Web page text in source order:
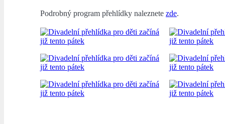
Podrobný program přehlídky naleznete zde.